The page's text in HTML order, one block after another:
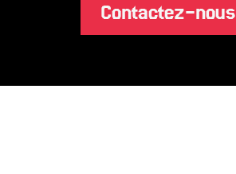
Contactez-nous